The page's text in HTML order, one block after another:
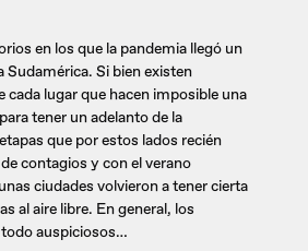
en los que la pandemia llegó un
Sudamérica. Si bien existen
cada lugar que hacen imposible una
tener un adelanto de la
que por estos lados recién
contagios y con el verano
ciudades volvieron a tener cierta
al aire libre. En general, los
auspiciosos…